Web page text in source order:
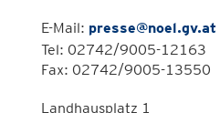
E-Mail: presse@noel.gv.at
Tel: 02742/9005-12163
Fax: 02742/9005-13550
Landhausplatz 1